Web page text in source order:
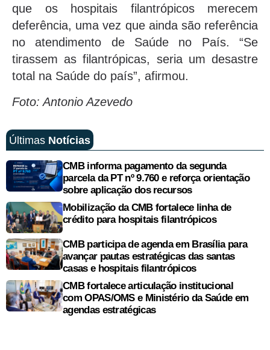
que os hospitais filantrópicos merecem
deferência, uma vez que ainda são referência
no atendimento de Saúde no País. “Se
tirassem as filantrópicas, seria um desastre
total na Saúde do país”, afirmou.
Foto: Antonio Azevedo
Últimas Notícias
CMB informa pagamento da segunda
parcela da PT nº 9.760 e reforça orientação
sobre aplicação dos recursos
Mobilização da CMB fortalece linha de
crédito para hospitais filantrópicos
CMB participa de agenda em Brasília para
avançar pautas estratégicas das santas
casas e hospitais filantrópicos
CMB fortalece articulação institucional
com OPAS/OMS e Ministério da Saúde em
agendas estratégicas